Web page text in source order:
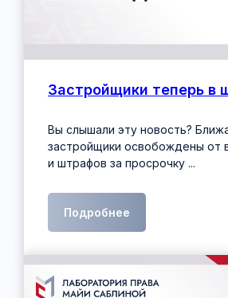
Застройщики теперь в
Вы слышали эту новость?
застройщики освобождены от
и штрафов за просрочку ...
Подробнее